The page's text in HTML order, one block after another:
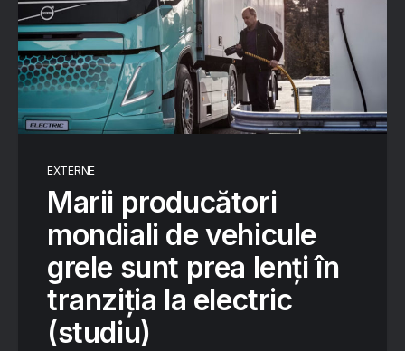
EXTERNE
Marii producători
mondiali de vehicule
grele sunt prea lenți în
tranziția la electric
(studiu)